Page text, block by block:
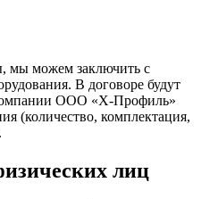
мы можем заключить с
В договоре будут
ООО «Х-Профиль»
(количество, комплектация,
лиц